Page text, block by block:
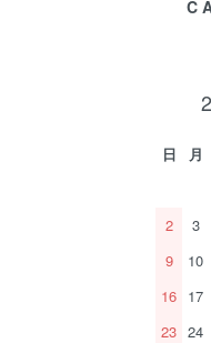
日 月
2
3
9
10
16 17
23 24